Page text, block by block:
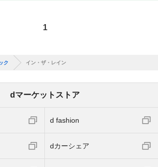
1
ク イン・ザ・レイン
dマーケットストア
d fashion
dカーシェア